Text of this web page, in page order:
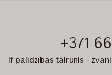
+371
If palīdzības tālrunis -